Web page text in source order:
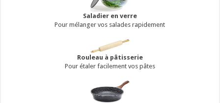
Saladier en verre
Pour mélanger vos salades rapidement
Rouleau à pâtisserie
Pour étaler facilement vos pâtes